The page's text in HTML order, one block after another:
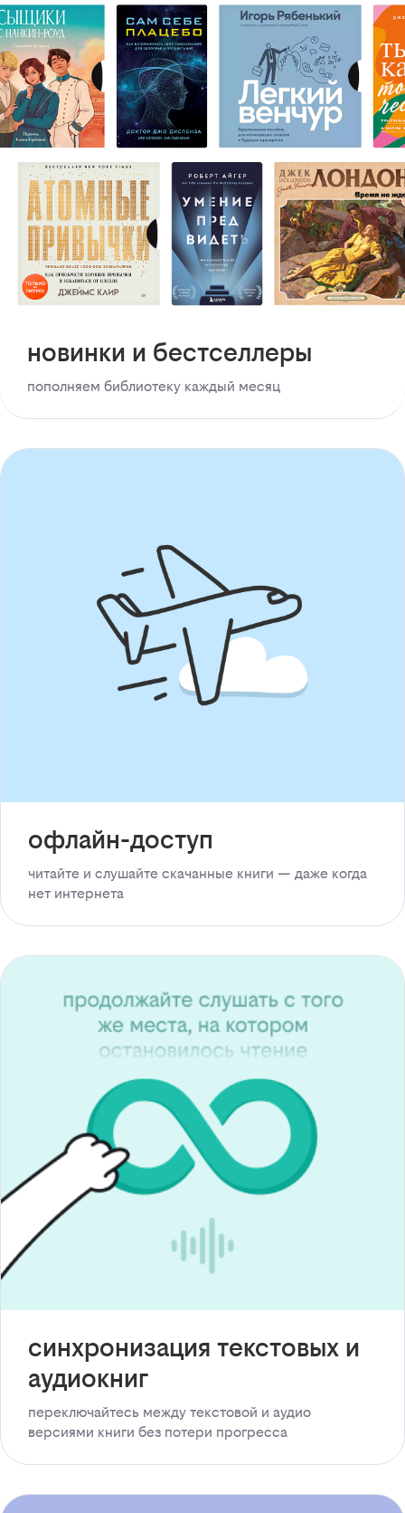
новинки и бестселлеры
пополняем библиотеку каждый месяц
офлайн-доступ
читайте и слушайте скачанные книги — даже когда
нет интернета
синхронизация текстовых и
аудиокниг
переключайтесь между текстовой и аудио
версиями книги без потери прогресса